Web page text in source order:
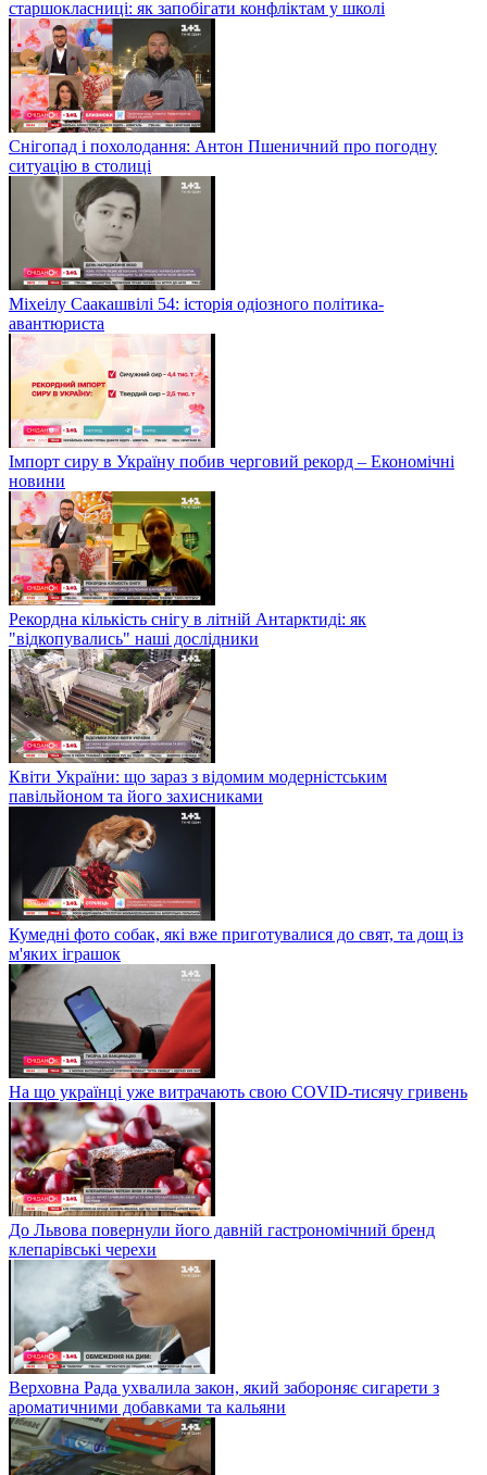
старшокласниці: як запобігати конфліктам у школі
Снігопад і похолодання: Антон Пшеничний про погодну
ситуацію в столиці
Міхеілу Саакашвілі 54: історія одіозного політика-
авантюриста
Імпорт сиру в Україну побив черговий рекорд – Економічні
новини
Рекордна кількість снігу в літній Антарктиді: як
"відкопувались" наші дослідники
Квіти України: що зараз з відомим модерністським
павільйоном та його захисниками
Кумедні фото собак, які вже приготувалися до свят, та дощ із
м'яких іграшок
На що українці уже витрачають свою COVID-тисячу гривень
До Львова повернули його давній гастрономічний бренд
клепарівські черехи
Верховна Рада ухвалила закон, який забороняє сигарети з
ароматичними добавками та кальяни